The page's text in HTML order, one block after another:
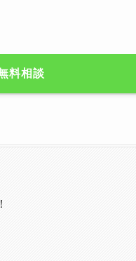
料相談